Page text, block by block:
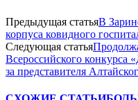
Предыдущая статьяВ
корпуса ковидного
Следующая статья
Всероссийского конкурса
за представителя